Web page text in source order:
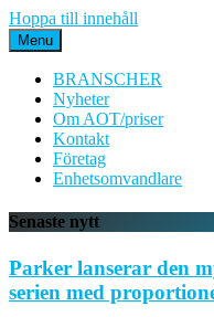
Hoppa till innehåll
Menu
BRANSCHER
Nyheter
Om AOT/priser
Kontakt
Företag
Enhetsomvandlare
Senaste nytt
Parker lanserar den
serien med